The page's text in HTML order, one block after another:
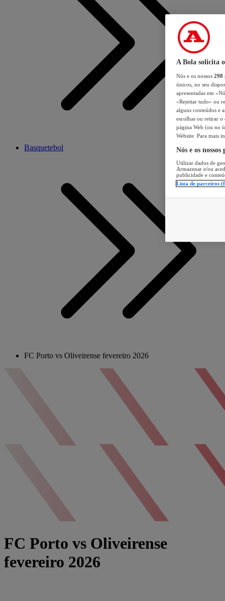
Basquetebol
FC Porto vs Oliveirense fevereiro 2026
FC Porto vs Oliveirense
fevereiro 2026
A Bola solicita
Nós e os nossos 298
únicos, no seu
apresentadas em
«Rejeitar tudo» ou
alguns conteúdos e
escolhas ou retirar
página Web (ou no
Website. Para mais
Nós e os
Utilizar dados de
Armazenar e/ou
publicidade e
Lista de parceiros